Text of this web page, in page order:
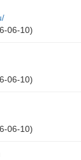
06-10)
06-10)
06-10)